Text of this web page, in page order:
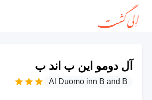
آل دومو این ب اند ب
Al Duomo inn B and B